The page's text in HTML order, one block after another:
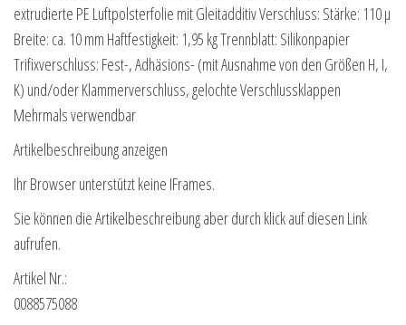
extrudierte PE Luftpolsterfolie mit Gleitadditiv Verschluss: Stärke: 110 µ
Breite: ca. 10 mm Haftfestigkeit: 1,95 kg Trennblatt: Silikonpapier
Trifixverschluss: Fest-, Adhäsions- (mit Ausnahme von den Größen H, I,
K) und/oder Klammerverschluss, gelochte Verschlussklappen
Mehrmals verwendbar
Artikelbeschreibung anzeigen
Ihr Browser unterstützt keine IFrames.
Sie können die Artikelbeschreibung aber durch klick auf diesen Link
aufrufen.
Artikel Nr.:
0088575088